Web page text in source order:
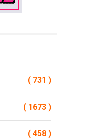
( 731 )
( 1673 )
( 458 )